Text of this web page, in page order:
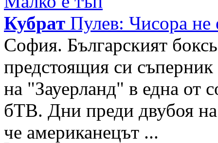
Кубрат Пулев: Чисора не
София. Българският
предстоящия си
на "Зауерланд" в една от
бТВ. Дни преди двубоя на
че американецът ...